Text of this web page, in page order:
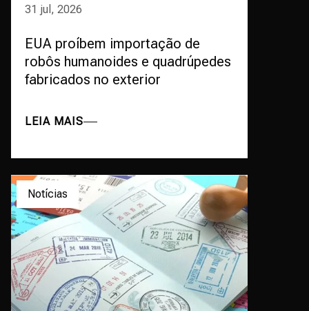
31 jul, 2026
EUA proíbem importação de
robôs humanoides e quadrúpedes
fabricados no exterior
LEIA MAIS
Notícias